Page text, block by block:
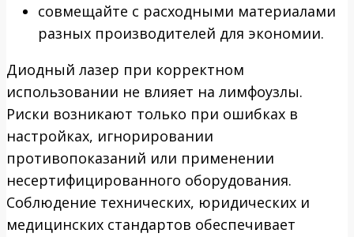
совмещайте с расходными материалами
разных производителей для экономии.
Диодный лазер при корректном
использовании не влияет на лимфоузлы.
Риски возникают только при ошибках в
настройках, игнорировании
противопоказаний или применении
несертифицированного оборудования.
Соблюдение технических, юридических и
медицинских стандартов обеспечивает